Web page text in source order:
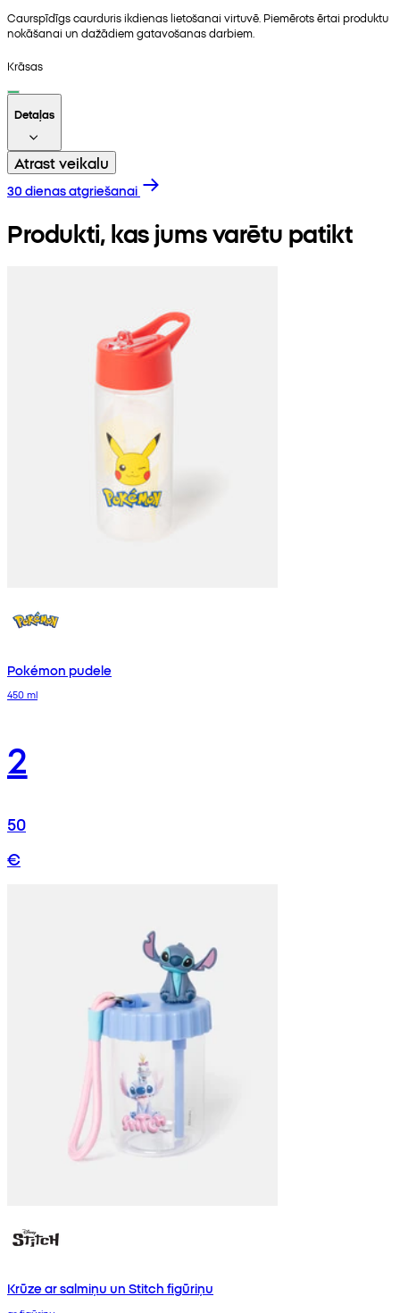
Caurspīdīgs caurduris ikdienas lietošanai virtuvē. Piemērots ērtai produktu
nokāšanai un dažādiem gatavošanas darbiem.
Krāsas
Detaļas
Atrast veikalu
30 dienas atgriešanai
Produkti, kas jums varētu patikt
Pokémon pudele
450 ml
2
50
€
Krūze ar salmiņu un Stitch figūriņu